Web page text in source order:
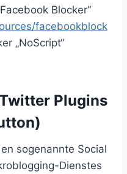
Blocker“
facebookblock
„NoScript“
Plugins
sogenannte Social
Dienstes